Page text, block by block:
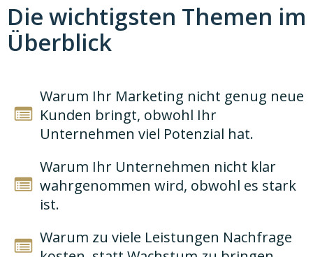
Die wichtigsten Themen im
Überblick
Warum Ihr Marketing nicht genug neue
Kunden bringt, obwohl Ihr
Unternehmen viel Potenzial hat.
Warum Ihr Unternehmen nicht klar
wahrgenommen wird, obwohl es stark
ist.
Warum zu viele Leistungen Nachfrage